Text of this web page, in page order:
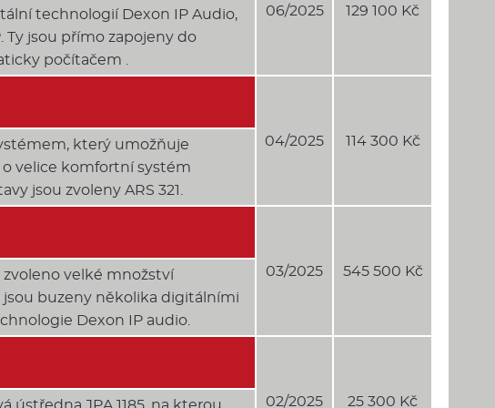
06/2025 129 100 Kč
technologií Dexon IP Audio,
jsou přímo zapojeny do
počítačem .
04/2025 114 300 Kč
který umožňuje
velice komfortní systém
jsou zvoleny ARS 321.
03/2025 545 500 Kč
velké množství
buzeny několika digitálními
Dexon IP audio.
02/2025 25 300 Kč
ústředna JPA 1185, na kterou